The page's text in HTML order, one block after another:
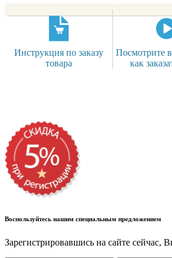
Инструкция по заказу
товара
Посмотрите
как
Воспользуйтесь нашим специальным предложением
Зарегистрировавшись на сайте сейчас,